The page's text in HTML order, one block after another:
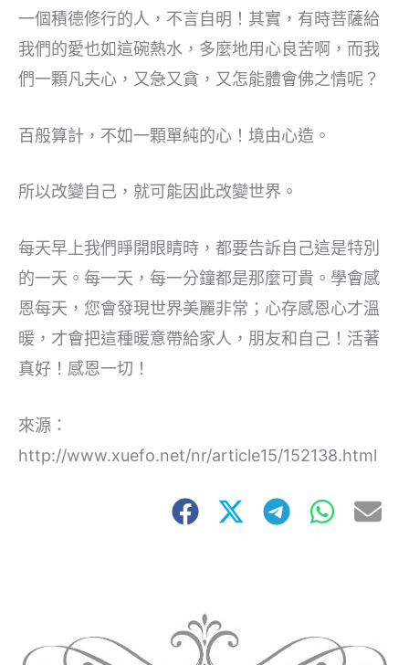
一個積德修行的人，不言自明！其實，有時菩薩給
我們的愛也如這碗熱水，多麼地用心良苦啊，而我
們一顆凡夫心，又急又貪，又怎能體會佛之情呢？
百般算計，不如一顆單純的心！境由心造。
所以改變自己，就可能因此改變世界。
每天早上我們睜開眼睛時，都要告訴自己這是特別
的一天。每一天，每一分鐘都是那麼可貴。學會感
恩每天，您會發現世界美麗非常；心存感恩心才溫
暖，才會把這種暖意帶給家人，朋友和自己！活著
真好！感恩一切！
來源：
http://www.xuefo.net/nr/article15/152138.html